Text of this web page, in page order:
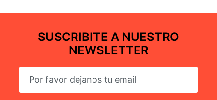
SUSCRIBITE A NUESTRO
NEWSLETTER